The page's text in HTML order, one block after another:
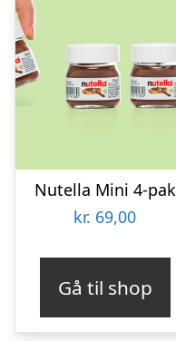
Nutella Mini 4-pak
kr. 69,00
Gå til shop